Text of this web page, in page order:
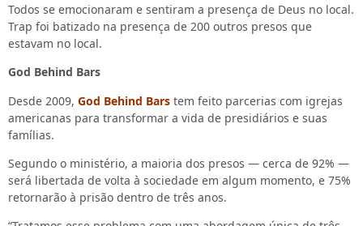
Todos se emocionaram e sentiram a presença de Deus no local.
Trap foi batizado na presença de 200 outros presos que
estavam no local.
God Behind Bars
Desde 2009, God Behind Bars tem feito parcerias com igrejas
americanas para transformar a vida de presidiários e suas
famílias.
Segundo o ministério, a maioria dos presos — cerca de 92% —
será libertada de volta à sociedade em algum momento, e 75%
retornarão à prisão dentro de três anos.